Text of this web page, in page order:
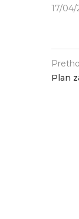
17/04/
Plan